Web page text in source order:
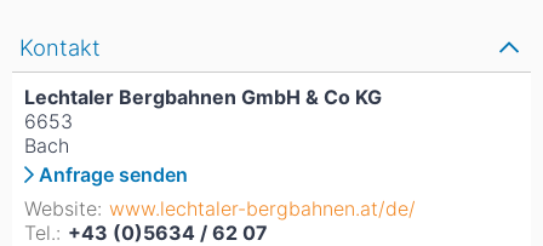
Kontakt
Lechtaler Bergbahnen GmbH & Co KG
6653
Bach
Anfrage senden
Website: www.lechtaler-bergbahnen.at/de/
Tel.: +43 (0)5634 / 62 07